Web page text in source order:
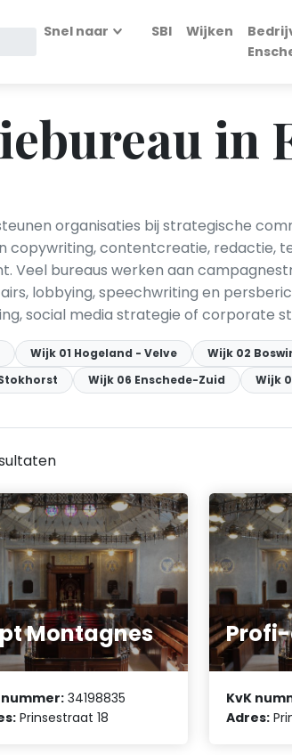
Snel naar SBI Wijken
in
organisaties bij strategische
contentcreatie, redactie,
bureaus werken aan
lobbying, speechwriting en
social media strategie of corporate
Wijk 01 Hogeland - Velve Wijk 02
Wijk 06 Enschede-Zuid
Wijk
Montagnes
nummer: 34198835
Prinsestraat 18
KvK
Adres: